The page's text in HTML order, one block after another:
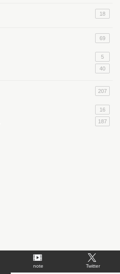
18
69
5
40
207
16
187
note Twitter